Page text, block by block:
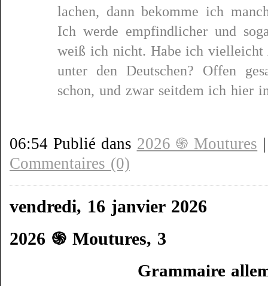
lachen, dann bekomme ich
Ich werde empfindlicher und
weiß ich nicht. Habe ich vielleicht
unter den Deutschen? Offen
schon, und zwar seitdem ich hier
06:54 Publié dans 2026 ֍ Moutures
Commentaires (0)
vendredi, 16 janvier 2026
2026 ֍ Moutures, 3
Grammaire